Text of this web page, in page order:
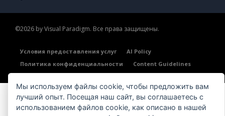
©2026 by Visual Paradigm. Все права защищены.
Условия предоставления услуг
AI Policy
Политика конфиденциальности
Content Guidelines
Мы используем файлы cookie, чтобы предложить вам
лучший опыт. Посещая наш сайт, вы соглашаетесь с
использованием файлов cookie, как описано в нашей